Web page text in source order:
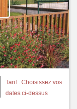
Tarif : Choisissez vos
dates ci-dessus